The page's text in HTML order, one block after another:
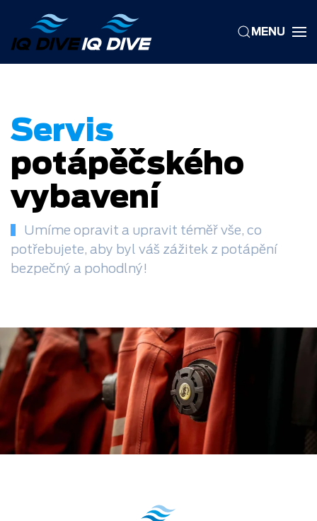
Skip to main content
MENU
Servis
potápěčského
vybavení
Umíme opravit a upravit téměř vše, co
potřebujete, aby byl váš zážitek z potápění
bezpečný a pohodlný!